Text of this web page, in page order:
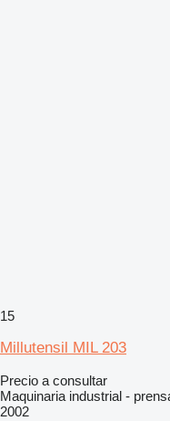
15
Millutensil MIL 203
Precio a consultar
Maquinaria industrial -
2002